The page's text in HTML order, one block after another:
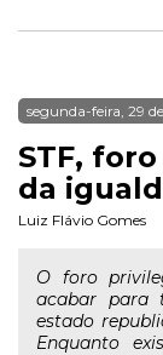
segunda-feira, 29
STF,
da
Luiz Flávio Gomes
O foro
acabar para
estado
Enquanto